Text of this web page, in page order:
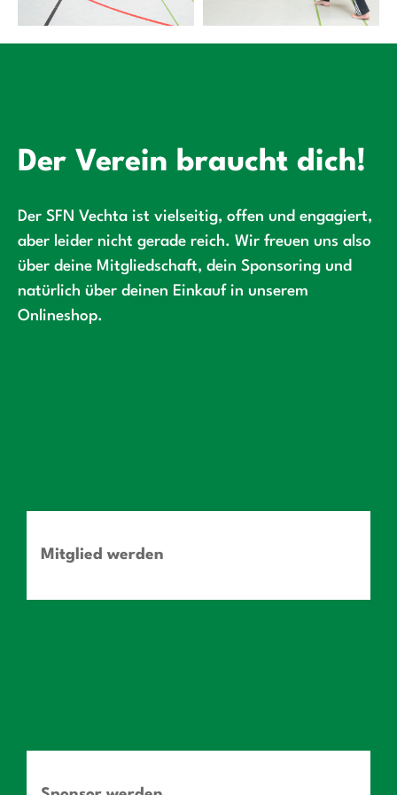
Der Verein braucht dich!
Der SFN Vechta ist vielseitig, offen und engagiert,
aber leider nicht gerade reich. Wir freuen uns also
über deine Mitgliedschaft, dein Sponsoring und
natürlich über deinen Einkauf in unserem
Onlineshop.
Mitglied werden